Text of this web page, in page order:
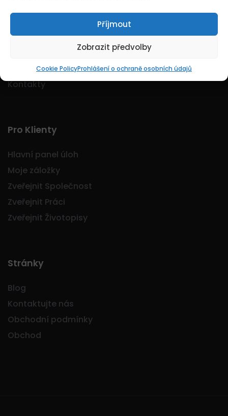
Příjmout
Zobrazit předvolby
Cookie PolicyProhlášení o ochraně osobních údajů
Kontakty
Pro Klienty
Hlavní panel úloh
Moje záložky
Zveřejnit Společnost
Zveřejnit Práci
Zveřejnit Životopisy
Stránky
Blog
Kontaktujte nás
Obchodní podmínky
Obchod